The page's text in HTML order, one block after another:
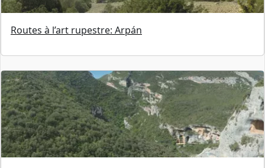
Routes à l’art rupestre: Arpán